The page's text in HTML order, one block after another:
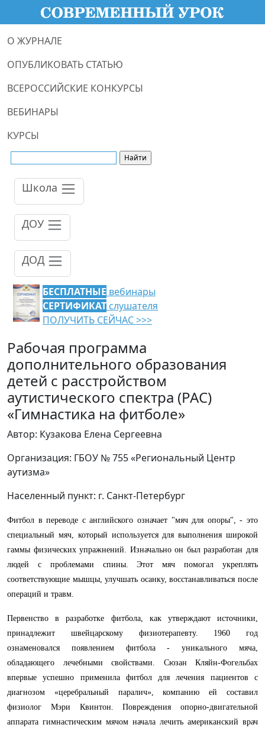
О ЖУРНАЛЕ
ОПУБЛИКОВАТЬ СТАТЬЮ
ВСЕРОССИЙСКИЕ КОНКУРСЫ
ВЕБИНАРЫ
КУРСЫ
Школа
ДОУ
ДОД
БЕСПЛАТНЫЕ вебинары
СЕРТИФИКАТ слушателя
ПОЛУЧИТЬ СЕЙЧАС >>>
Рабочая программа
дополнительного образования
детей с расстройством
аутистического спектра (РАС)
«Гимнастика на фитболе»
Автор: Кузакова Елена Сергеевна
Организация: ГБОУ № 755 «Региональный Центр
аутизма»
Населенный пункт: г. Санкт-Петербург
Фитбол в переводе с английского означает "мяч для опоры",- это
специальный мяч, который используется для выполнения широкой
гаммы физических упражнений. Изначально он был разработан для
людей с проблемами спины. Этот мяч помогал укреплять
соответствующие мышцы, улучшать осанку, восстанавливаться после
операций и травм.
Первенство в разработке фитбола, как утверждают источники,
принадлежит швейцарскому физиотерапевту. 1960 год
ознаменовался появлением фитбола - уникального мяча,
обладающего лечебными свойствами. Сюзан Кляйн-Фогельбах
впервые успешно применила фитбол для лечения пациентов с
диагнозом «церебральный паралич», компанию ей составил
физиолог Мэри Квинтон. Повреждения опорно-двигательной
аппарата гимнастическим мячом начала лечить американский врач